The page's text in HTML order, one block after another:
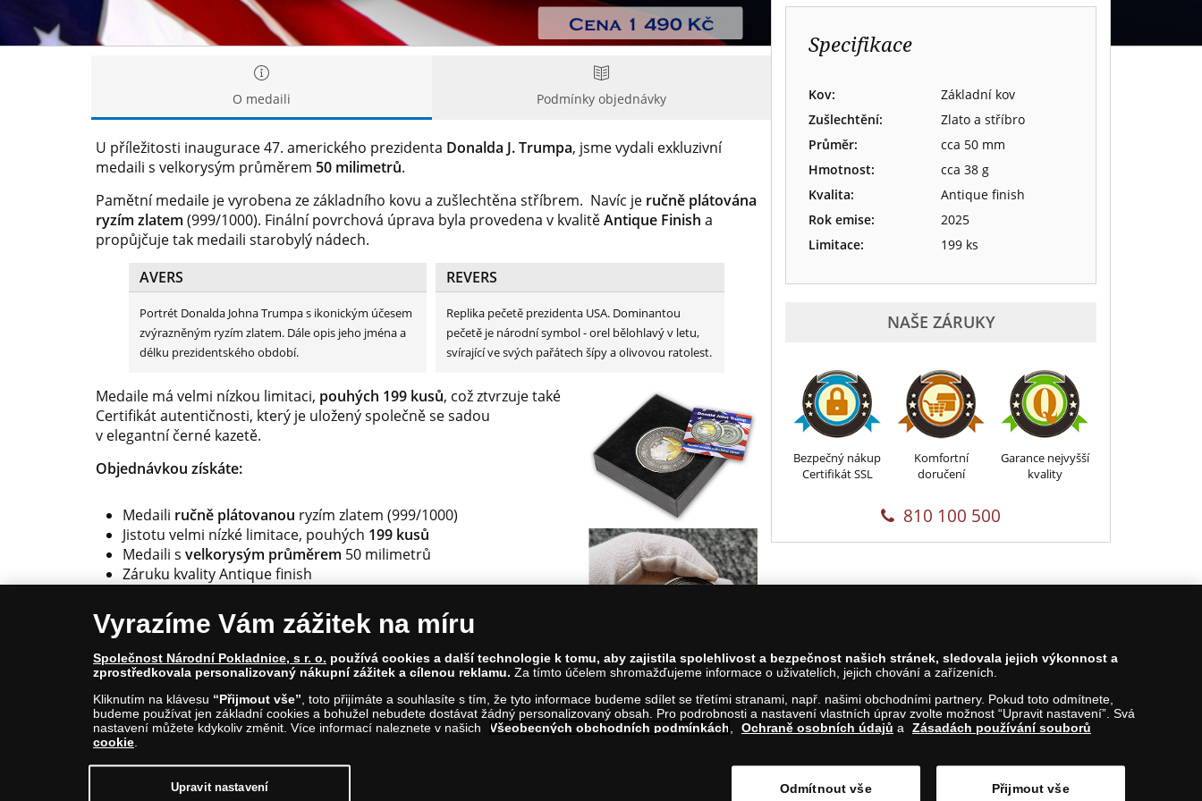
O medaili Podmínky objednávky
U příležitosti inaugurace 47. amerického prezidenta Donalda J. Trumpa, jsme vydali exkluzivní
medaili s velkorysým průměrem 50 milimetrů.
Pamětní medaile je vyrobena ze základního kovu a zušlechtěna stříbrem. Navíc je ručně plátována
ryzím zlatem (999/1000). Finální povrchová úprava byla provedena v kvalitěAntique Finish a
propůjčuje tak medaili starobylý nádech.
AVERS
REVERS
Portrét Donalda Johna Trumpa s ikonickým účesem
zvýrazněným ryzím zlatem. Dále opis jeho jména a
délku prezidentského období.
Replika pečetě prezidenta USA. Dominantou
pečetě je národní symbol - orel bělohlavý v letu,
svírající ve svých pařátech šípy a olivovou ratolest.
Medaile má velmi nízkou limitaci, pouhých 199 kusů, což ztvrzuje také
Certifikát autentičnosti, který je uložený společně se sadou
v elegantní černé kazetě.
Objednávkou získáte:
Medaili ručně plátovanou ryzím zlatem (999/1000)
Jistotu velmi nízké limitace, pouhých 199 kusů
Medaili s velkorysým průměrem 50 milimetrů
Záruku kvality Antique finish
Pamětní medaile Prezident Donald J. Trump má velmi nízkou
limitaci. Neváhejte s objednávkou!
Specifikace
Kov:
Základní kov
Zušlechtění:
Zlato a stříbro
Průměr:
cca 50 mm
Hmotnost:
cca 38 g
Kvalita:
Antique finish
Rok emise:
2025
Limitace:
199 ks
NAŠE ZÁRUKY
Bezpečný nákup
Certifikát SSL
Komfortní
doručení
Garance nejvyšší
kvality
810 100 500
© Copyright 2026 - Národní Pokladnice, s. r. o.; Karolinská 661/4, 186 00 Praha 8; Tel.: 810 100 500
E-mail: info@narodnipokladnice.cz, www.narodnipokladnice.cz; IČ: 28507622; DIČ: CZ28507622
Společnost zapsána v OR vedeném Městským soudem v Praze, oddíl C, vložka 146644
Vyrazíme Vám zážitek na míru
Společnost Národní Pokladnice, s r. o. používá cookies a další technologie k tomu, aby zajistila spolehlivost a bezpečnost našich stránek, sledovala jejich výkonnost a
zprostředkovala personalizovaný nákupní zážitek a cílenou reklamu. Za tímto účelem shromažďujeme informace o uživatelích, jejich chování a zařízeních.
Kliknutím na klávesu “Přijmout vše” , toto přijímáte a souhlasíte s tím, že tyto informace budeme sdílet se třetími stranami, např. našimi obchodními partnery. Pokud toto odmítnete,
budeme používat jen základní cookies a bohužel nebudete dostávat žádný personalizovaný obsah. Pro podrobnosti a nastavení vlastních úprav zvolte možnost “Upravit nastavení”. Svá
nastavení můžete kdykoliv změnit. Více informací naleznete v našich
Všeobecných obchodních podmínkách Ochraně osobních údajů a
Zásadách používání souborů
cookie
Upravit nastavení Odmítnout vše Přijmout vše